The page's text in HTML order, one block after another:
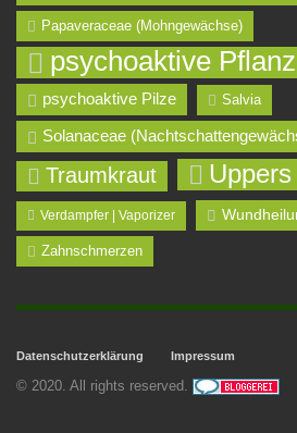
Papaveraceae (Mohngewächse)
psychoaktive
psychoaktive Pilze Salvia
Solanaceae
Traumkraut Uppers
Verdampfer | Vaporizer
Zahnschmerzen
Datenschutzerklärung Impressum
© 2020. All rights reserved.